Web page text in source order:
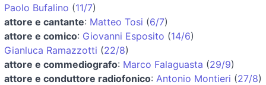
Paolo Bufalino (11/7)
attore e cantante: Matteo Tosi (6/7)
attore e comico: Giovanni Esposito (14/6)
Gianluca Ramazzotti (22/8)
attore e commediografo: Marco Falaguasta (29/9)
attore e conduttore radiofonico: Antonio Montieri (27/8)